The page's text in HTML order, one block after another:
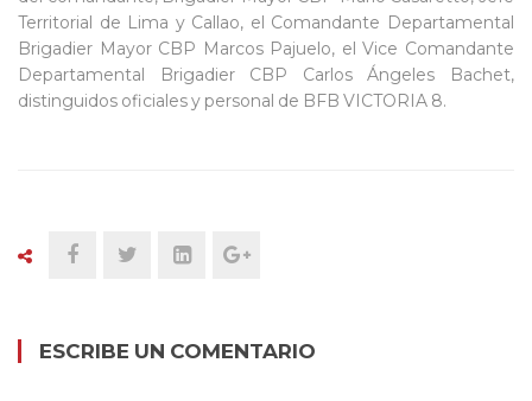
Territorial de Lima y Callao, el Comandante Departamental
Brigadier Mayor CBP Marcos Pajuelo, el Vice Comandante
Departamental Brigadier CBP Carlos Ángeles Bachet,
distinguidos oficiales y personal de BFB VICTORIA 8.
ESCRIBE UN COMENTARIO